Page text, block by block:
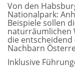
Von den
Nationalpark:
Beispiele sollen
naturräumlichen
die
Nachbarn
Inklusive